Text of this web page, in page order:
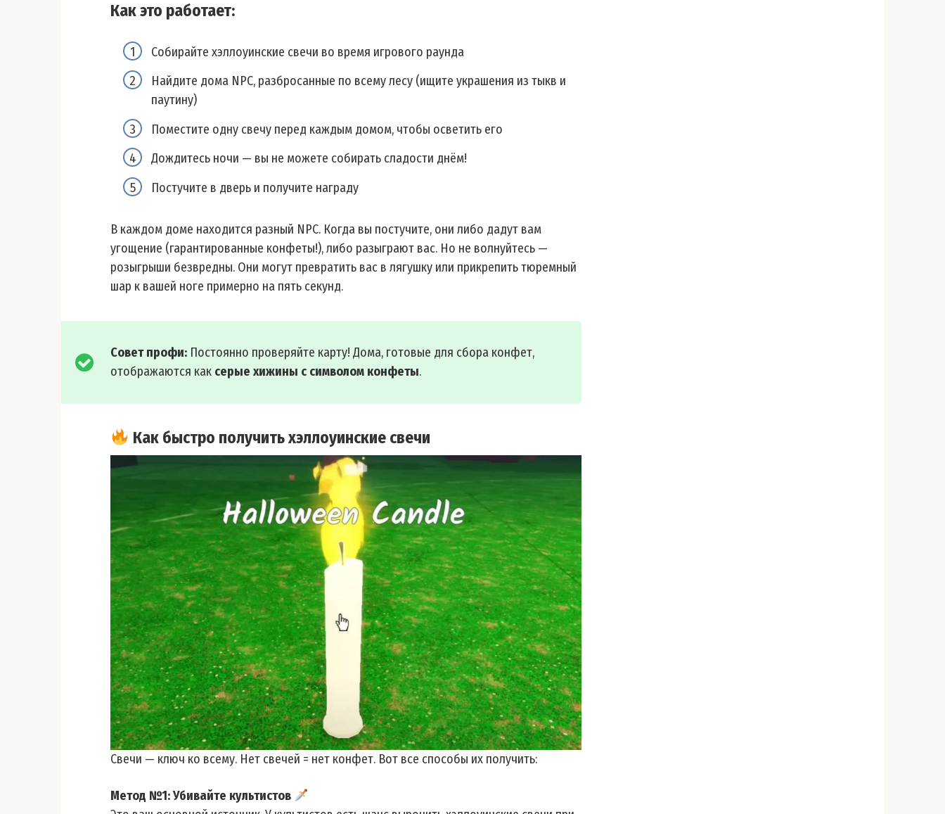
Как это работает:
Собирайте хэллоуинские свечи во время игрового раунда
Найдите дома NPC, разбросанные по всему лесу (ищите украшения из тыкв и
паутину)
Поместите одну свечу перед каждым домом, чтобы осветить его
Дождитесь ночи — вы не можете собирать сладости днём!
Постучите в дверь и получите награду
В каждом доме находится разный NPC. Когда вы постучите, они либо дадут вам
угощение (гарантированные конфеты!), либо разыграют вас . Но не волнуйтесь —
розыгрыши безвредны. Они могут превратить вас в лягушку или прикрепить тюремный
шар к вашей ноге примерно на пять секунд .
Совет профи: Постоянно проверяйте карту! Дома, готовые для сбора конфет,
отображаются как серые хижины с символом конфеты.
Как быстро получить хэллоуинские свечи
Свечи — ключ ко всему. Нет свечей = нет конфет. Вот все способы их получить:
Метод №1: Убивайте культистов